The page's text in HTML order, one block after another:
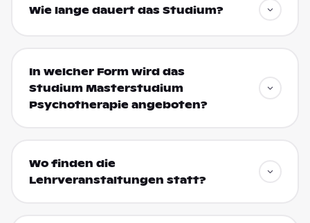
Wie lange dauert das Studium?
In welcher Form wird das
Studium Masterstudium
Psychotherapie angeboten?
Wo finden die
Lehrveranstaltungen statt?